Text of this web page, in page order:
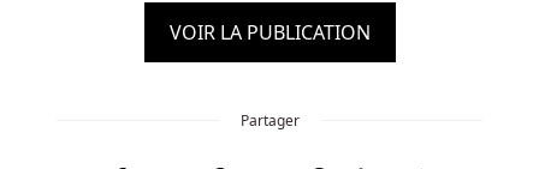
VOIR LA PUBLICATION
Partager